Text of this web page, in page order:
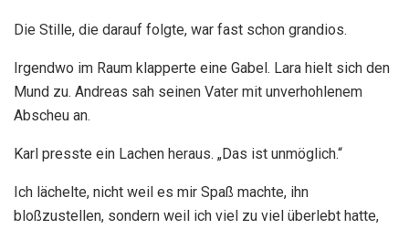
Die Stille, die darauf folgte, war fast schon grandios.
Irgendwo im Raum klapperte eine Gabel. Lara hielt sich den
Mund zu. Andreas sah seinen Vater mit unverhohlenem
Abscheu an.
Karl presste ein Lachen heraus. „Das ist unmöglich.“
Ich lächelte, nicht weil es mir Spaß machte, ihn
bloßzustellen, sondern weil ich viel zu viel überlebt hatte,